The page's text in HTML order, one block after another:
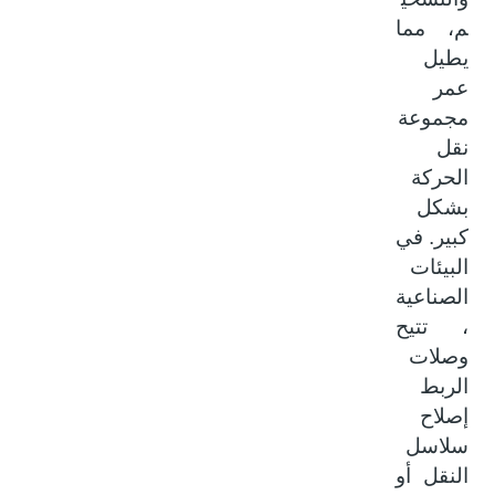
م، مما
يطيل
عمر
مجموعة
نقل
الحركة
بشكل
كبير. في
البيئات
الصناعية
، تتيح
وصلات
الربط
إصلاح
سلاسل
النقل أو